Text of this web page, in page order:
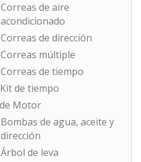
Correas de aire
acondicionado
Correas de dirección
Correas múltiple
Correas de tiempo
Kit de tiempo
Motor
Bombas de agua, aceite y
dirección
Árbol de leva